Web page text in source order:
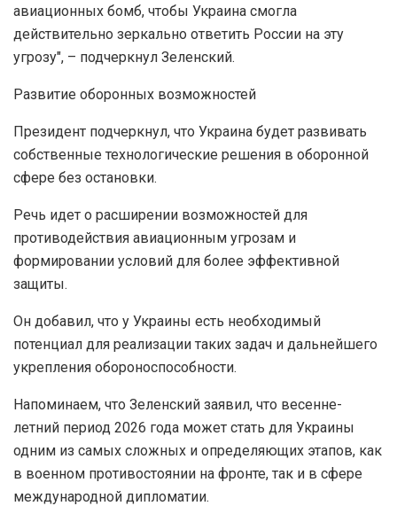
авиационных бомб, чтобы Украина смогла
действительно зеркально ответить России на эту
угрозу", – подчеркнул Зеленский.
Развитие оборонных возможностей
Президент подчеркнул, что Украина будет развивать
собственные технологические решения в оборонной
сфере без остановки.
Речь идет о расширении возможностей для
противодействия авиационным угрозам и
формировании условий для более эффективной
защиты.
Он добавил, что у Украины есть необходимый
потенциал для реализации таких задач и дальнейшего
укрепления обороноспособности.
Напоминаем, что Зеленский заявил, что весенне-
летний период 2026 года может стать для Украины
одним из самых сложных и определяющих этапов, как
в военном противостоянии на фронте, так и в сфере
международной дипломатии.